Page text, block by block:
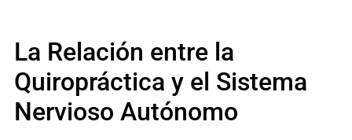
La Relación entre la
Quiropráctica y el Sistema
Nervioso Autónomo